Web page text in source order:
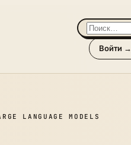
Войти →
LANGUAGE MODELS